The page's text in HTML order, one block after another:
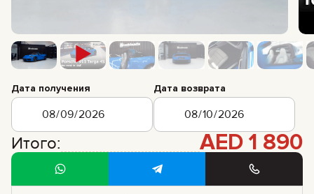
Дата получения Дата возврата
Итого: AED 1 890